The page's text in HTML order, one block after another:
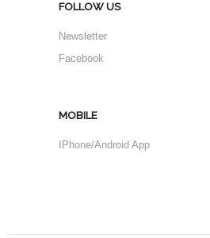
FOLLOW US
Newsletter
Facebook
MOBILE
IPhone/Android App